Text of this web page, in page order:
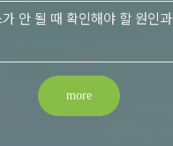
안 될 때 확인해야 할 원인과
more